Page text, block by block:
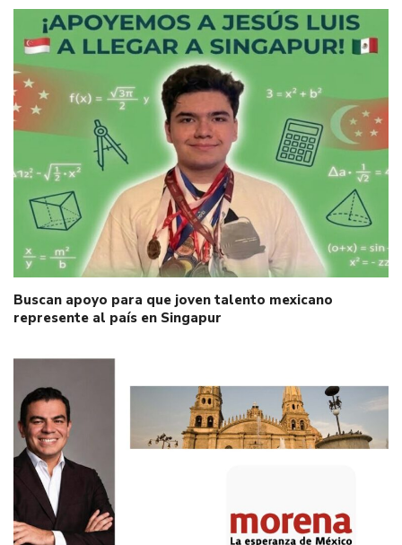
Buscan apoyo para que joven talento mexicano
represente al país en Singapur